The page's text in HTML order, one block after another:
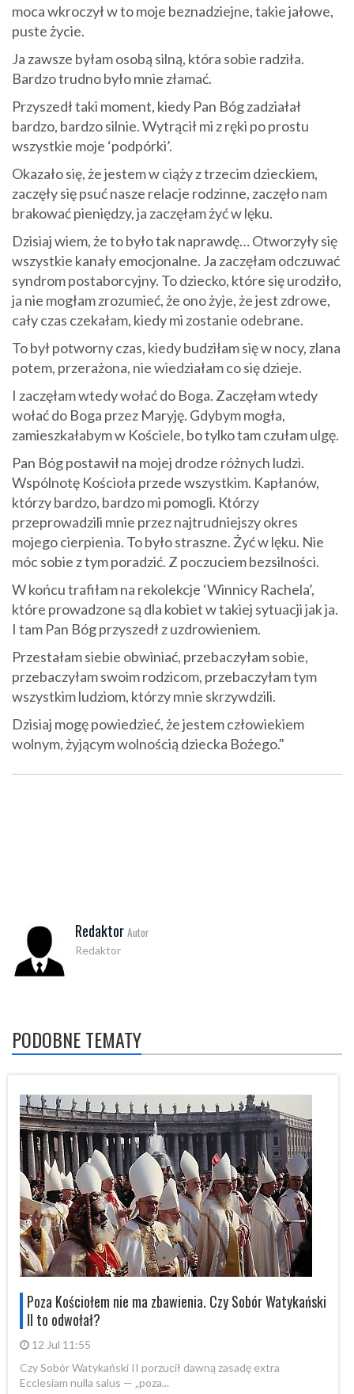
moca wkroczył w to moje beznadziejne, takie jałowe,
puste życie.
Ja zawsze byłam osobą silną, która sobie radziła.
Bardzo trudno było mnie złamać.
Przyszedł taki moment, kiedy Pan Bóg zadziałał
bardzo, bardzo silnie. Wytrącił mi z ręki po prostu
wszystkie moje ‘podpórki’.
Okazało się, że jestem w ciąży z trzecim dzieckiem,
zaczęły się psuć nasze relacje rodzinne, zaczęło nam
brakować pieniędzy, ja zaczęłam żyć w lęku.
Dzisiaj wiem, że to było tak naprawdę… Otworzyły się
wszystkie kanały emocjonalne. Ja zaczęłam odczuwać
syndrom postaborcyjny. To dziecko, które się urodziło,
ja nie mogłam zrozumieć, że ono żyje, że jest zdrowe,
cały czas czekałam, kiedy mi zostanie odebrane.
To był potworny czas, kiedy budziłam się w nocy, zlana
potem, przerażona, nie wiedziałam co się dzieje.
I zaczęłam wtedy wołać do Boga. Zaczęłam wtedy
wołać do Boga przez Maryję. Gdybym mogła,
zamieszkałabym w Kościele, bo tylko tam czułam ulgę.
Pan Bóg postawił na mojej drodze różnych ludzi.
Wspólnotę Kościoła przede wszystkim. Kapłanów,
którzy bardzo, bardzo mi pomogli. Którzy
przeprowadzili mnie przez najtrudniejszy okres
mojego cierpienia. To było straszne. Żyć w lęku. Nie
móc sobie z tym poradzić. Z poczuciem bezsilności.
W końcu trafiłam na rekolekcje ‘Winnicy Rachela’,
które prowadzone są dla kobiet w takiej sytuacji jak ja.
I tam Pan Bóg przyszedł z uzdrowieniem.
Przestałam siebie obwiniać, przebaczyłam sobie,
przebaczyłam swoim rodzicom, przebaczyłam tym
wszystkim ludziom, którzy mnie skrzywdzili.
Dzisiaj mogę powiedzieć, że jestem człowiekiem
wolnym, żyjącym wolnością dziecka Bożego."
Redaktor Autor
Redaktor
PODOBNE TEMATY
Poza Kościołem nie ma zbawienia. Czy Sobór Watykański
II to odwołał?
12 Jul 11:55
Czy Sobór Watykański II porzucił dawną zasadę extra
Ecclesiam nulla salus — „poza...